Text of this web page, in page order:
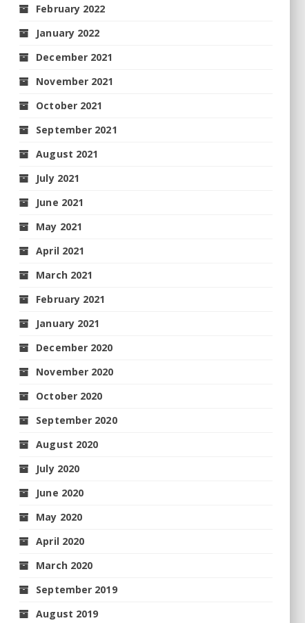
February 2022
January 2022
December 2021
November 2021
October 2021
September 2021
August 2021
July 2021
June 2021
May 2021
April 2021
March 2021
February 2021
January 2021
December 2020
November 2020
October 2020
September 2020
August 2020
July 2020
June 2020
May 2020
April 2020
March 2020
September 2019
August 2019